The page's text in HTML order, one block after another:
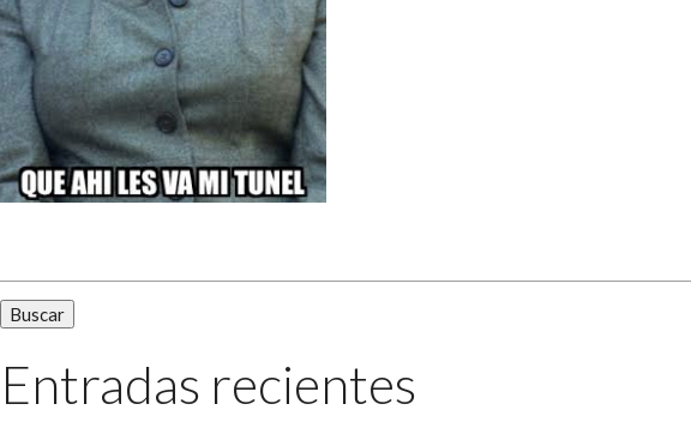
Entradas recientes